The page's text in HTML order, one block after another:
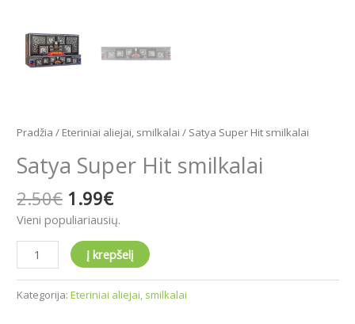
Pradžia / Eteriniai aliejai, smilkalai / Satya Super Hit smilkalai
Satya Super Hit smilkalai
2.50€ 1.99€
Vieni populiariausių.
Į krepšelį
Kategorija: Eteriniai aliejai, smilkalai